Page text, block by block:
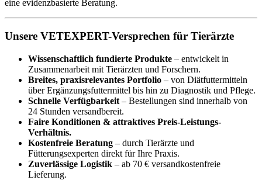
eine evidenzbasierte Beratung.
Unsere VETEXPERT-Versprechen für Tierärzte
Wissenschaftlich fundierte Produkte – entwickelt in
Zusammenarbeit mit Tierärzten und Forschern.
Breites, praxisrelevantes Portfolio – von Diätfuttermitteln
über Ergänzungsfuttermittel bis hin zu Diagnostik und Pflege.
Schnelle Verfügbarkeit – Bestellungen sind innerhalb von
24 Stunden versandbereit.
Faire Konditionen & attraktives Preis-Leistungs-
Verhältnis.
Kostenfreie Beratung – durch Tierärzte und
Fütterungsexperten direkt für Ihre Praxis.
Zuverlässige Logistik – ab 70 € versandkostenfreie
Lieferung.